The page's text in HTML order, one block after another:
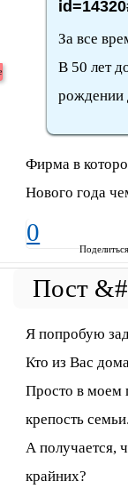
За все
В 50 лет
рождении
Фирма в
Нового года
0
Я попробую
Кто из Вас
Просто в моем
крепость
А получается,
крайних?